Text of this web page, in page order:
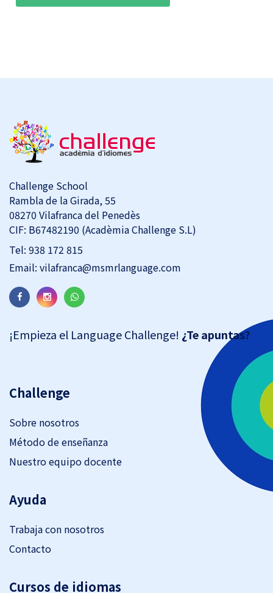
Challenge School
Rambla de la Girada, 55
08270 Vilafranca del Penedès
CIF: B67482190 (Acadèmia Challenge S.L)
Tel: 938 172 815
Email: vilafranca@msmrlanguage.com
¡Empieza el Language Challenge! ¿Te apuntas?
Challenge
Sobre nosotros
Método de enseñanza
Nuestro equipo docente
Ayuda
Trabaja con nosotros
Contacto
Cursos de idiomas